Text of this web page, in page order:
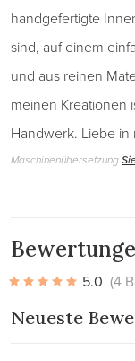
handgefertigte
sind, auf einem
und aus reinen
meinen Kreationen
Handwerk. Liebe
Maschinenübersetzung
5.0 (4
Neueste